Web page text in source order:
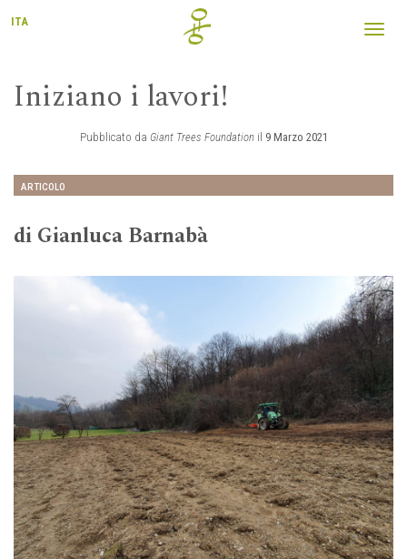
ITA
Iniziano i lavori!
Pubblicato da Giant Trees Foundationil 9 Marzo 2021
ARTICOLO
di Gianluca Barnabà